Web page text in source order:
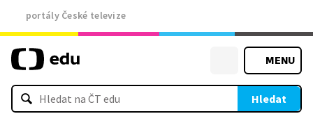
portály České televize
MENU
Hledat